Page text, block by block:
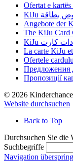
Ofertat e
Angebote der
The KiJu Card
La carte KiJu
Ofertele
Предложения
Пропозиції
© 2026
Website durchsuchen
Back to Top
Durchsuchen Sie die
Suchbegriffe
Navigation